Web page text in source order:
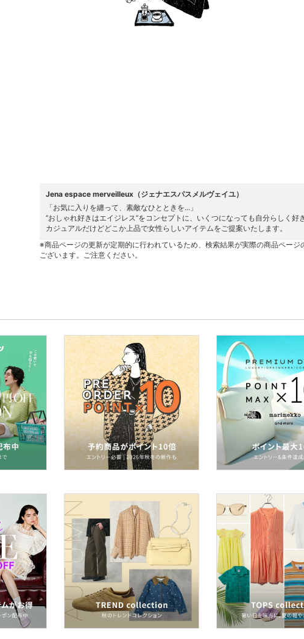
Jena espace merveilleux（ジェナエスパスメルヴェイユ）
「お気に入りを纏って、素敵なひとときを...」
‘’おしゃれ好きはエイジレス‘’をコンセプトに、いくつになっても自分らしく
カジュアルだけどどこか上品で女性らしいアイテムをご提案いたします。
※商品ページの更新が定期的に行われているため、検索結果が実際の商品ペー
ございます。ご注意ください。